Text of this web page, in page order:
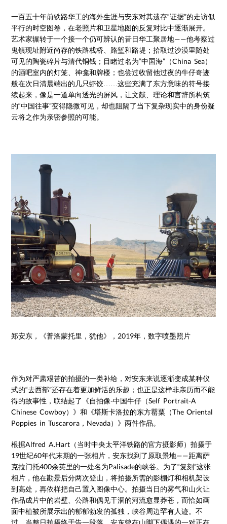
一百五十年前铁路华工的海外生涯与安东对其遗存“证据”的走访似
平行的时空图卷，在老照片和卫星地图的反复对比中逐渐展开。
艺术家辗转于一个接一个仍可辨认的昔日华工聚居地——他考察过
鬼镇现址附近尚存的铁路栈桥、路堑和路堤；拾取过沙漠里随处
可见的陶瓷碎片与清代铜钱；目睹过名为“中国海”（China Sea）
的酒吧室内的灯笼、神龛和牌楼；也尝过收留他过夜的牛仔奇迹
般在次日清晨端出的几只虾饺……这些充满了东方意味的符号接
续起来，像是一道单向透光的屏风，让文献、理论和言辞所构筑
的“中国往事”变得隐微可见，却也阻隔了当下复杂现实中的身份疑
云将之作为亲密参照的可能。
郑安东，《普洛蒙托里，犹他》，2019年，数字喷墨照片
作为对严肃艰苦的拍摄的一类补给，对安东来说逐渐变成某种仪
式的“去西部”还存在着更加鲜活的乐趣；也正是这样非亲历而不能
得的故事性，联结起了《自拍像-中国牛仔（Self Portrait-A
Chinese Cowboy）》和《塔斯卡洛拉的东方罂粟（The Oriental
Poppies in Tuscarora，Nevada）》两件作品。
根据Alfred A.Hart（当时中央太平洋铁路的官方摄影师）拍摄于
19世纪60年代末期的一张相片，安东找到了原取景地——距离萨
克拉门托400余英里的一处名为Palisade的峡谷。为了“复刻”这张
相片，他在勘景后分两次登山，将拍摄所需的影棚灯和相机架设
到高处，再依样把自己置入图像中心。拍摄当日的雾气和山火让
作品成片中的岩壁、公路和偶见干涸的河流愈显莽苍，而恰如画
面中植被所展示出的郁郁勃发的孤独，峡谷周边罕有人迹。不